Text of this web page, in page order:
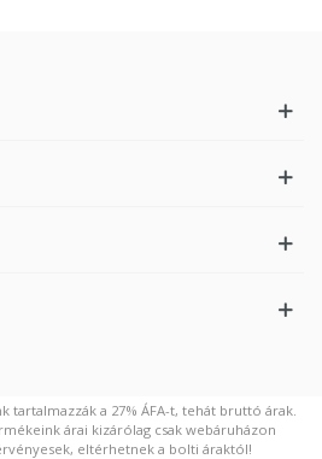
tartalmazzák a 27% ÁFA-t, tehát bruttó árak.
árai kizárólag csak webáruházon
eltérhetnek a bolti áraktól!